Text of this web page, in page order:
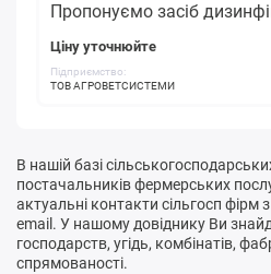
Пропонуємо засіб
Ціну уточнюйте
Підприємство:
ТОВ АГРОВЕТСИСТЕМИ
В нашій базі
постачальників фермерських
актуальні контакти сільгосп фірм
email. У нашому довіднику Ви
господарств, угідь, комбінатів,
спрямованості.